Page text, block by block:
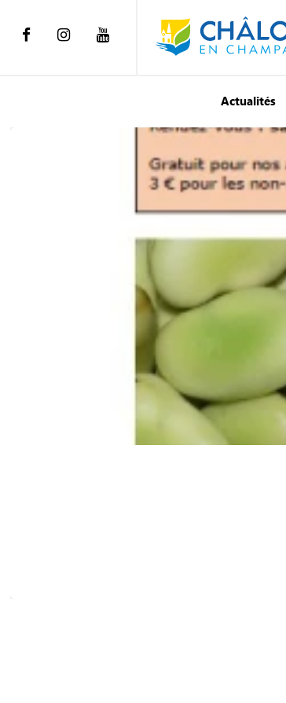
Actualités